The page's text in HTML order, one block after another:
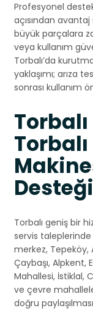
Profesyonel
açısından
büyük parçalara
veya kullanım
Torbalı’da
yaklaşımı; arıza
sonrası kullanım
Desteği
Torbalı geniş bir
servis
merkez, Tepeköy,
Çaybaşı, Alpkent,
Mahallesi, İstiklal,
ve çevre
doğru